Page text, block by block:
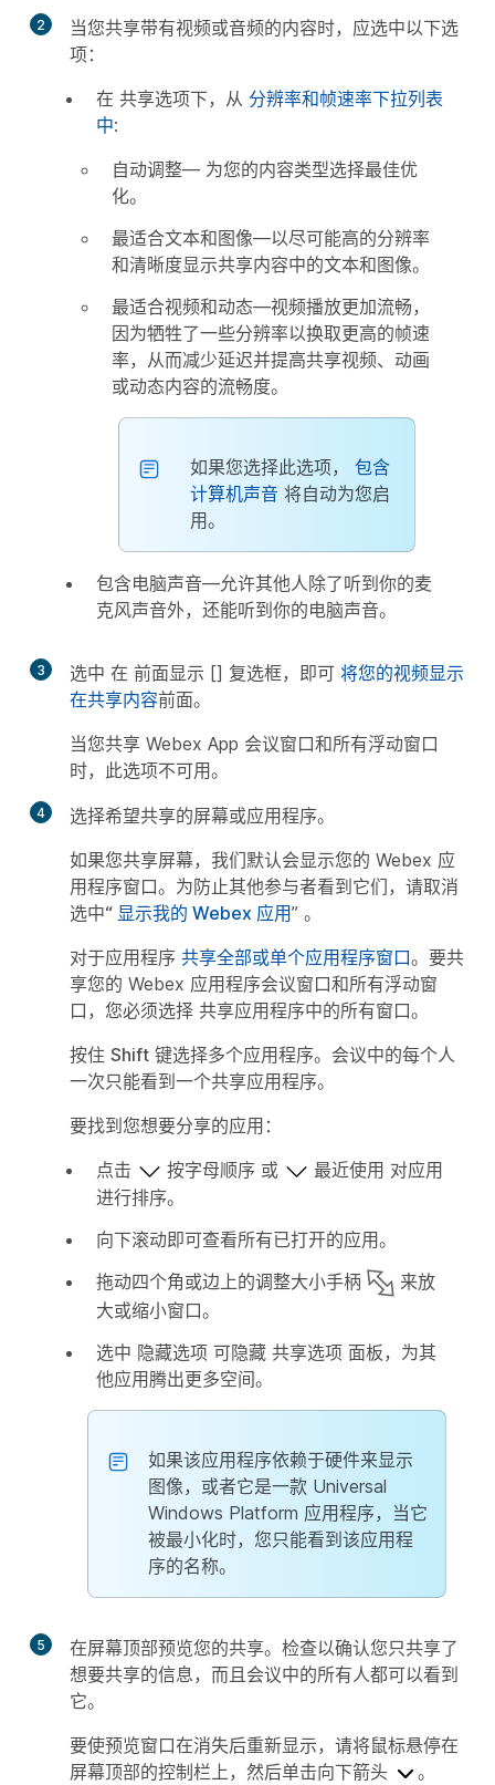
2
当您共享带有视频或音频的内容时，应选中以下选
项：
在 共享选项下，从 分辨率和帧速率下拉列表
中:
自动调整— 为您的内容类型选择最佳优
化。
最适合文本和图像—以尽可能高的分辨率
和清晰度显示共享内容中的文本和图像。
最适合视频和动态—视频播放更加流畅，
因为牺牲了一些分辨率以换取更高的帧速
率，从而减少延迟并提高共享视频、动画
或动态内容的流畅度。
如果您选择此选项， 包含
计算机声音 将自动为您启
用。
包含电脑声音—允许其他人除了听到你的麦
克风声音外，还能听到你的电脑声音。
3 选中 在 前面显示 [] 复选框，即可 将您的视频显示
在共享内容前面。
当您共享 Webex App 会议窗口和所有浮动窗口
时，此选项不可用。
4
选择希望共享的屏幕或应用程序。
如果您共享屏幕，我们默认会显示您的 Webex 应
用程序窗口。为防止其他参与者看到它们，请取消
选中“ 显示我的 Webex 应用” 。
对于应用程序 共享全部或单个应用程序窗口。要共
享您的 Webex 应用程序会议窗口和所有浮动窗
口，您必须选择 共享应用程序中的所有窗口。
按住 Shift 键选择多个应用程序。会议中的每个人
一次只能看到一个共享应用程序。
要找到您想要分享的应用：
点击
按字母顺序 或 最近使用 对应用
进行排序。
向下滚动即可查看所有已打开的应用。
拖动四个角或边上的调整大小手柄
来放
大或缩小窗口。
选中 隐藏选项 可隐藏 共享选项 面板，为其
他应用腾出更多空间。
如果该应用程序依赖于硬件来显示
图像，或者它是一款 Universal
Windows Platform 应用程序，当它
被最小化时，您只能看到该应用程
序的名称。
5
在屏幕顶部预览您的共享。检查以确认您只共享了
想要共享的信息，而且会议中的所有人都可以看到
它。
要使预览窗口在消失后重新显示，请将鼠标悬停在
屏幕顶部的控制栏上，然后单击向下箭头
。